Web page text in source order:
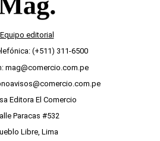
Equipo editorial
(+511) 311-6500
mag@comercio.com.pe
Editora El Comercio
Paracas #532
Libre, Lima